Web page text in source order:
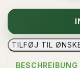
TILFØJ TIL
BESCHREIBUNG